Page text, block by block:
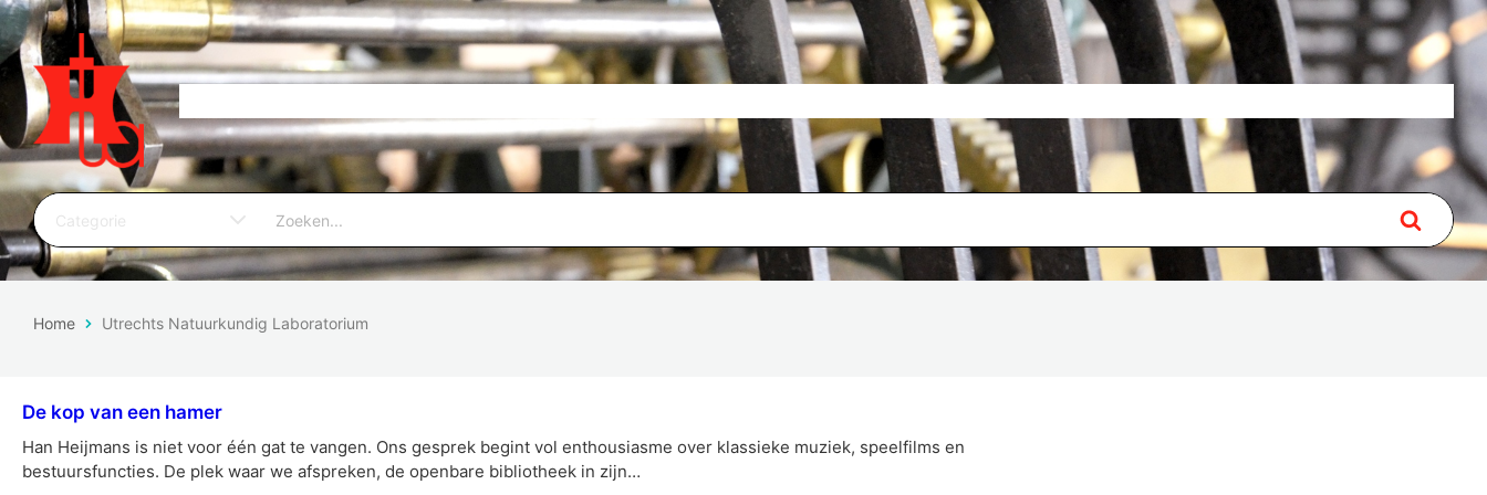
Home Utrechts Natuurkundig Laboratorium
De kop van een hamer
Han Heijmans is niet voor één gat te vangen. Ons gesprek begint vol enthousiasme over klassieke muziek, speelfilms en
bestuursfuncties. De plek waar we afspreken, de openbare bibliotheek in zijn…